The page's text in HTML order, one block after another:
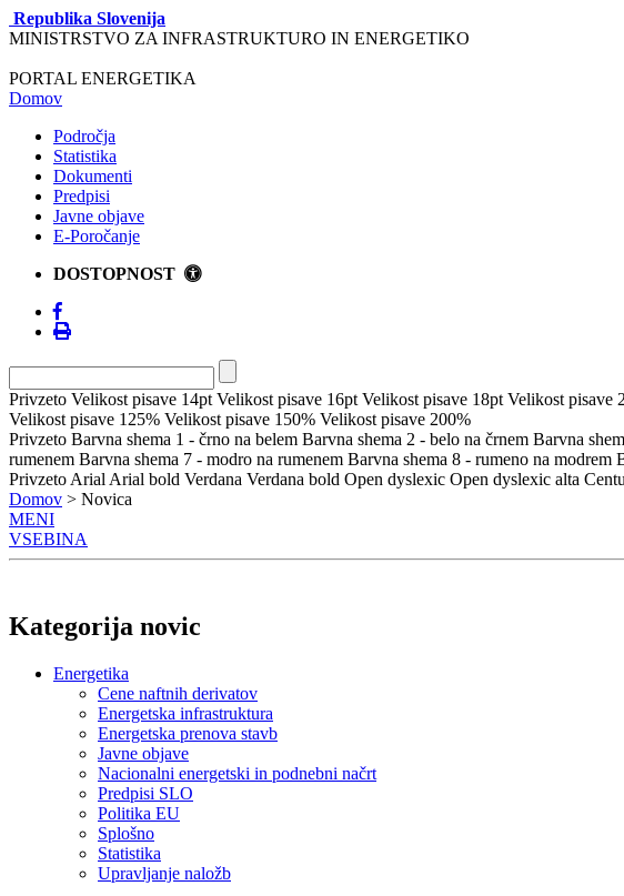
Republika Slovenija
MINISTRSTVO ZA INFRASTRUKTURO IN ENERGETIKO
PORTAL ENERGETIKA
Domov
Področja
Statistika
Dokumenti
Predpisi
Javne objave
E-Poročanje
DOSTOPNOST
Privzeto Velikost pisave 14pt Velikost pisave 16pt Velikost pisave 18pt Velikost pisave
Velikost pisave 125% Velikost pisave 150% Velikost pisave 200%
Privzeto Barvna shema 1 - črno na belem Barvna shema 2 - belo na črnem Barvna
rumenem Barvna shema 7 - modro na rumenem Barvna shema 8 - rumeno na modrem
Privzeto Arial Arial bold Verdana Verdana bold Open dyslexic Open dyslexic alta
Domov > Novica
MENI
VSEBINA
Kategorija novic
Energetika
Cene naftnih derivatov
Energetska infrastruktura
Energetska prenova stavb
Javne objave
Nacionalni energetski in podnebni načrt
Predpisi SLO
Politika EU
Splošno
Statistika
Upravljanje naložb